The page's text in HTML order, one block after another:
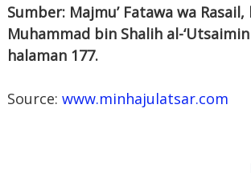
Sumber: Majmu’ Fatawa wa
Muhammad bin Shalih al-
halaman 177.
Source: www.minhajulatsar.com